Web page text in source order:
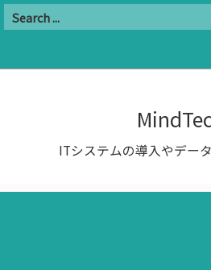
ITシステムの導入やデー